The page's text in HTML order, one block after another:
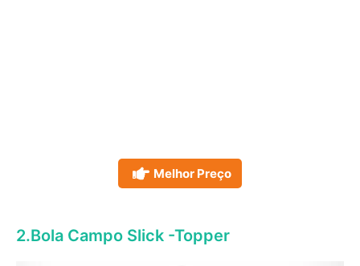
Melhor Preço
2.Bola Campo Slick -Topper